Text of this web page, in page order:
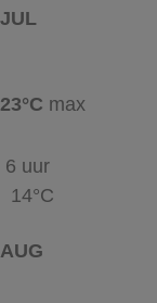
JUL
23°C max
6 uur
14°C
AUG